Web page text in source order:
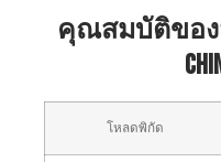
คุณสมบัติขอ
โหลดพิกัด